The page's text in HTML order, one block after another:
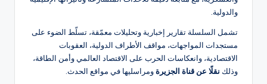
والدولية.
تشمل السلسلة تقارير إخبارية وتحليلات معمّقة، تسلّط الضوء على
مستجدات المواجهات، مواقف الأطراف الدولية، العقوبات
الاقتصادية، وانعكاسات الحرب على الاقتصاد العالمي وأمن الطاقة،
وذلك نقلًا عن قناة الجزيرةومراسليها في مواقع الحدث.